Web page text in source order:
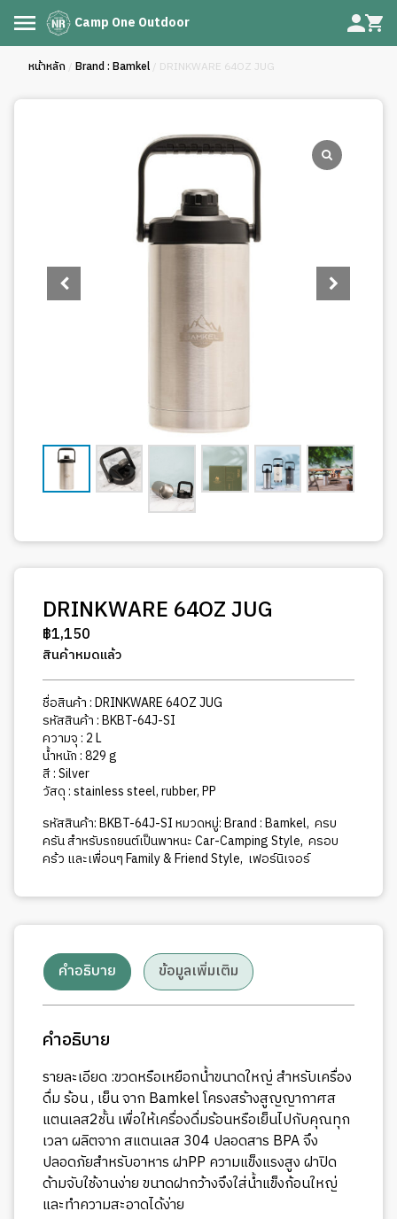
Camp One Outdoor
หน้าหลัก / Brand : Bamkel / DRINKWARE 64OZ JUG
DRINKWARE 64OZ JUG
฿1,150
สินค้าหมดแล้ว
ชื่อสินค้า : DRINKWARE 64OZ JUG
รหัสสินค้า : BKBT-64J-SI
ความจุ : 2 L
น้ำหนัก : 829 g
สี : Silver
วัสดุ : stainless steel, rubber, PP
รหัสสินค้า:BKBT-64J-SIหมวดหมู่:Brand : Bamkel, ครบ
ครัน สำหรับรถยนต์เป็นพาหนะ Car-Camping Style, ครอบ
คร้ว และเพื่อนๆ Family & Friend Style, เฟอร์นิเจอร์
คำอธิบาย ข้อมูลเพิ่มเติม
คำอธิบาย
รายละเอียด :ขวดหรือเหยือกน้ำขนาดใหญ่ สำหรับเครื่อง
ดื่ม ร้อน , เย็น จาก Bamkel โครงสร้างสูญญากาศส
แตนเลส2ชั้น เพื่อให้เครื่องดื่มร้อนหรือเย็นไปกับคุณทุก
เวลา ผลิตจาก สแตนเลส 304 ปลอดสาร BPA จึง
ปลอดภัยสำหรับอาหาร ฝาPP ความแข็งแรงสูง ฝาปิด
ด้ามจับใช้งานง่าย ขนาดฝากว้างจึงใส่น้ำแข็งก้อนใหญ่
และทำความสะอาดได้ง่าย